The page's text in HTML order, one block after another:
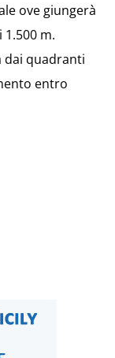
ove giungerà
1.500 m.
dai quadranti
entro